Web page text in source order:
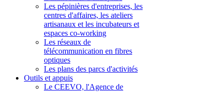
Les pépinières d'entreprises, les
centres d'affaires, les ateliers
artisanaux et les incubateurs et
espaces co-working
Les réseaux de
télécommunication en fibres
optiques
Les plans des parcs d'activités
Outils et appuis
Le CEEVO, l'Agence de